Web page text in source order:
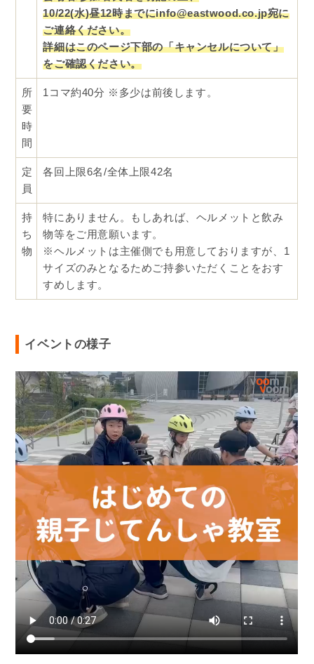
10/22(水)昼12時までにinfo@eastwood.co.jp宛に
ご連絡ください。
詳細はこのページ下部の「キャンセルについて」
をご確認ください。
所
要
時
間
1コマ約40分 ※多少は前後します。
定
員
各回上限6名/全体上限42名
持
ち
物
特にありません。もしあれば、ヘルメットと飲み
物等をご用意願います。
※ヘルメットは主催側でも用意しておりますが、1
サイズのみとなるためご持参いただくことをおす
すめします。
イベントの様子